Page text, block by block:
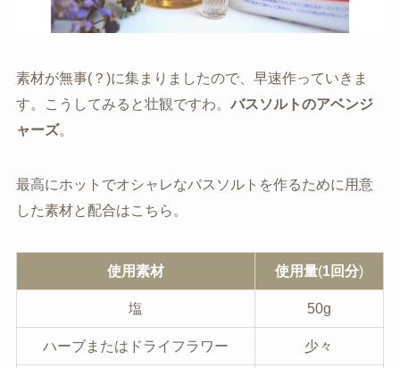
素材が無事(？)に集まりましたので、早速作っていきま
す。こうしてみると壮観ですわ。 バスソルトのアベンジ
ャーズ。
最高にホットでオシャレなバスソルトを作るために用意
した素材と配合はこちら。
使用素材 使用量(1回分)
塩 50g
ハーブまたはドライフラワー 少々